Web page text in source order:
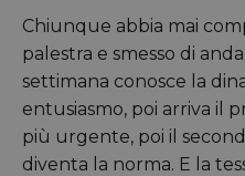
Chiunque abbia mai
palestra e smesso di
settimana conosce la
entusiasmo, poi arriva il
più urgente, poi il
diventa la norma. E la